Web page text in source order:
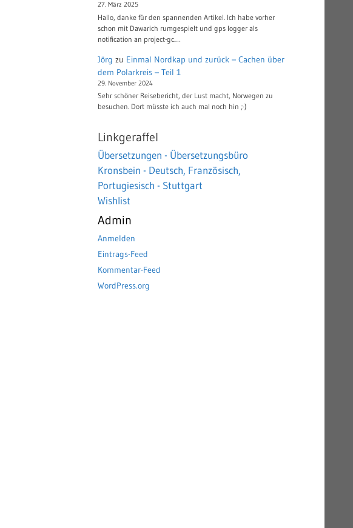
27. März 2025
Hallo, danke für den spannenden Artikel. Ich habe vorher
schon mit Dawarich rumgespielt und gps logger als
notification an project-gc.…
Jörg zu Einmal Nordkap und zurück – Cachen über
dem Polarkreis – Teil 1
29. November 2024
Sehr schöner Reisebericht, der Lust macht, Norwegen zu
besuchen. Dort müsste ich auch mal noch hin ;-)
Linkgeraffel
Übersetzungen - Übersetzungsbüro
Kronsbein - Deutsch, Französisch,
Portugiesisch - Stuttgart
Wishlist
Admin
Anmelden
Eintrags-Feed
Kommentar-Feed
WordPress.org